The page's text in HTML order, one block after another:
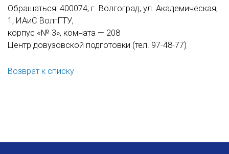
Обращаться: 400074, г. Волгоград, ул. Академическая,
1, ИАиС ВолгГТУ,
корпус «№ 3», комната — 208
Центр довузовской подготовки (тел. 97-48-77)
Возврат к списку